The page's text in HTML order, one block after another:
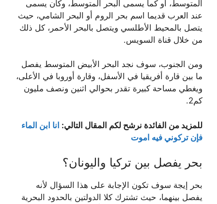
المتوسط، أو كما يسمى البحر المتوسط، وكان يسمى
عند العرب قديما اسم بحر الروم أو البحر الشامي، حيث
يتصل بالمحيط الأطلسي ويتصل بالبحر الأحمر، كل ذلك
من خلال قناة السويس.
ومن الجنوب، سوف نجد البحر الأبيض المتوسط يفصل
ما بين قارة أفريقيا في الأسفل، وقارة أوروبا في الأعلى،
ويغطي مساحة كبيرة تقدر بحوالي اثنين ونصف مليون
كم2.
للمزيد من الفائدة نرشح لكم المقال التالي: انا ابن الماء
فإن تركوني فيه اموت
بحر يفصل بين تركيا واليونان؟
بحر إيجة سوف تكون الإجابة على هذا السؤال لأنه
يفصل بينهما، حيث تشترك كلا الدولتين بالحدود البحرية